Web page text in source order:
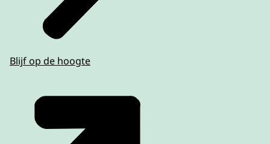
Blijf op de hoogte